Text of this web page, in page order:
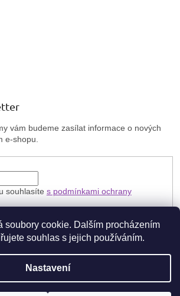
soubory cookie. Dalším procházením
souhlas s jejich používáním.
Nastavení
vám budeme zasílat informace o nových
e-shopu.
souhlasíte s podmínkami ochrany
Vytvořil Shoptet